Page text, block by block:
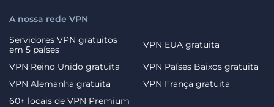
A nossa rede VPN
Servidores VPN gratuitos
em 5 países
VPN EUA gratuita
VPN Reino Unido gratuita
VPN Países Baixos gratuita
VPN Alemanha gratuita
VPN França gratuita
60+ locais de VPN Premium